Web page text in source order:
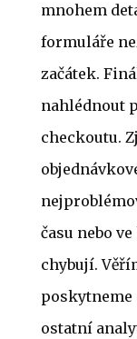
mnohem
formuláře
začátek.
nahlédnout
checkoutu.
času nebo
chybují.
poskytneme
ostatní